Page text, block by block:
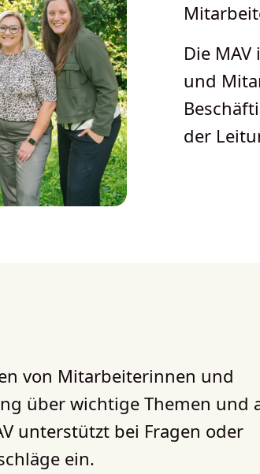
Die
und
der
von Mitarbeiterinnen und
über wichtige Themen und
unterstützt bei Fragen oder
ein.